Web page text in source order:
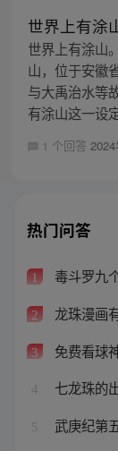
世界上有涂
世界上有涂山
山，位于安徽
与大禹治水等
有涂山这一设
1 个回答
热门问答
1 毒斗罗九
2 龙珠漫画
3 免费看球
4 七龙珠的
5 武庚纪第